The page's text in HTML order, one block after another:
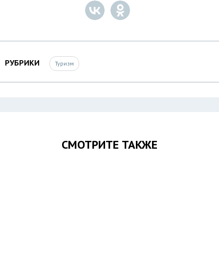
РУБРИКИ Туризм
СМОТРИТЕ ТАКЖЕ